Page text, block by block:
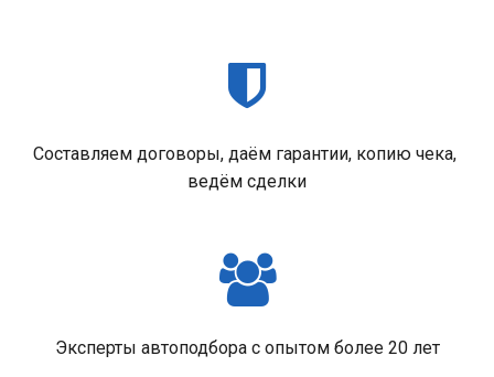
Составляем договоры, даём гарантии, копию чека,
ведём сделки
Эксперты автоподбора с опытом более 20 лет